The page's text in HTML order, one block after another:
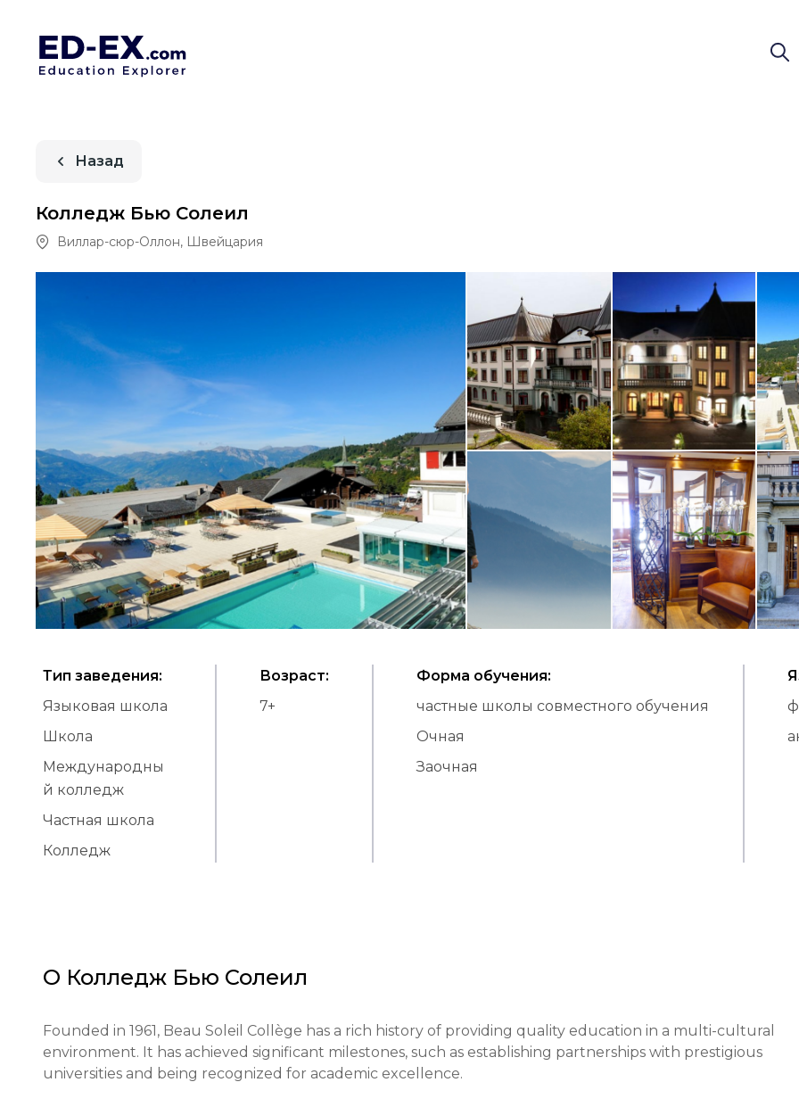
Назад
Колледж Бью Солеил
Виллар-сюр-Оллон, Швейцария
Тип заведения:
Языковая школа
Школа
Международны
й колледж
Частная школа
Колледж
Возраст:
7+
Форма обучения:
частные школы совместного обучения
Очная
Заочная
О Колледж Бью Солеил
Founded in 1961, Beau Soleil Collège has a rich history of providing quality education in a multi-cultural
environment. It has achieved significant milestones, such as establishing partnerships with prestigious
universities and being recognized for academic excellence.